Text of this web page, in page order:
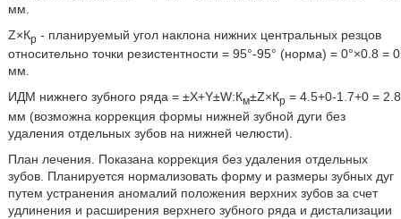
мм.
Z×Кр - планируемый угол наклона нижних центральных резцов
относительно точки резистентности = 95°-95° (норма) = 0°×0.8 = 0
мм.
ИДМ нижнего зубного ряда = ±Х+Y±W:Км±Z×Кp = 4.5+0-1.7+0 = 2.8
мм (возможна коррекция формы нижней зубной дуги без
удаления отдельных зубов на нижней челюсти).
План лечения. Показана коррекция без удаления отдельных
зубов. Планируется нормализовать форму и размеры зубных дуг
путем устранения аномалий положения верхних зубов за счет
удлинения и расширения верхнего зубного ряда и дистализации